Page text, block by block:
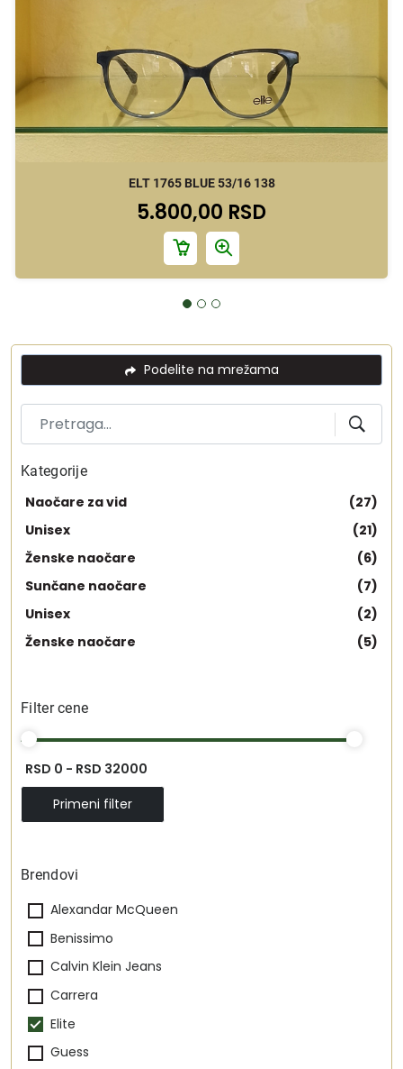
ELT 1765 BLUE 53/16 138
5.800,00 RSD
Podelite na mrežama
Kategorije
Naočare za vid
(27)
Unisex
(21)
Ženske naočare
(6)
Sunčane naočare
(7)
Unisex
(2)
Ženske naočare
(5)
Filter cene
RSD 0 - RSD 32000
Primeni filter
Brendovi
Alexandar McQueen
Benissimo
Calvin Klein Jeans
Carrera
Elite
Guess